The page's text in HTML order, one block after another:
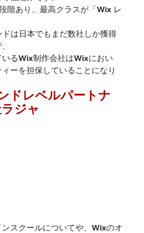
階あり、最高クラスが「Wix レ
は日本でもまだ数社しか獲得
いるWix制作会社はWixにおい
ーを担保していることになり
ドレベルパートナ
ジャ
スクールについてや、Wixのオ